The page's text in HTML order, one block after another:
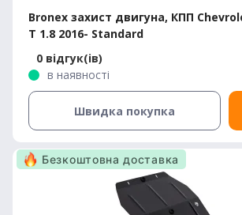
Bronex захист двигуна, КПП
T 1.8 2016- Standard
0 відгук(ів)
в наявності
Швидка покупка
Безкоштовна доставка